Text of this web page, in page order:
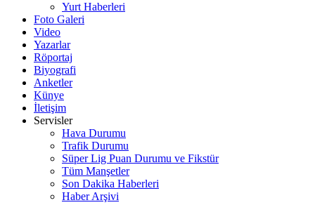
Yurt Haberleri
Foto Galeri
Video
Yazarlar
Röportaj
Biyografi
Anketler
Künye
İletişim
Servisler
Hava Durumu
Trafik Durumu
Süper Lig Puan Durumu ve Fikstür
Tüm Manşetler
Son Dakika Haberleri
Haber Arşivi